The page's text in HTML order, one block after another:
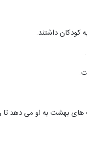
کودکان داشتند.
های بهشت به او مى دهد